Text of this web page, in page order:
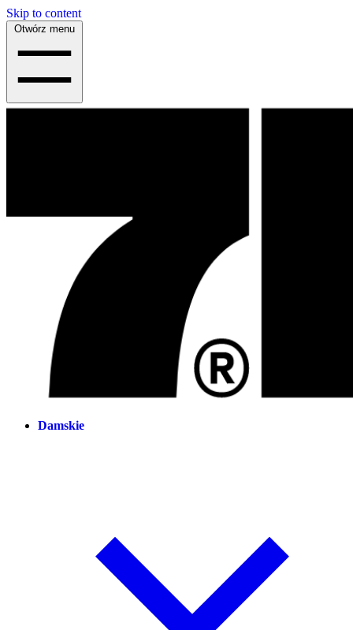
Skip to content
Otwórz menu
Damskie